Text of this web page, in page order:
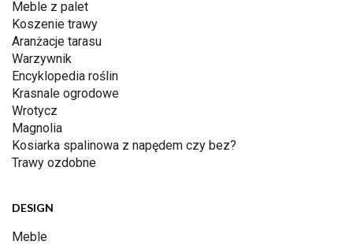
Meble z palet
Koszenie trawy
Aranżacje tarasu
Warzywnik
Encyklopedia roślin
Krasnale ogrodowe
Wrotycz
Magnolia
Kosiarka spalinowa z napędem czy bez?
Trawy ozdobne
DESIGN
Meble